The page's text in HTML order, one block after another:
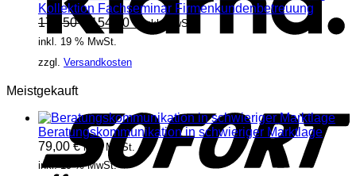
Kollektion Fachseminar Firmenkundenbetreuung
178,50€
Ursprünglicher
Preis
178,50 €
154,70€
Aktueller
Preis
inkl. MwSt.
inkl. 19 % MwSt.
zzgl. Versandkosten
Meistgekauft
Beratungskommunikation in schwieriger Marktlage
79,00€ inkl. MwSt.
inkl. 19 % MwSt.